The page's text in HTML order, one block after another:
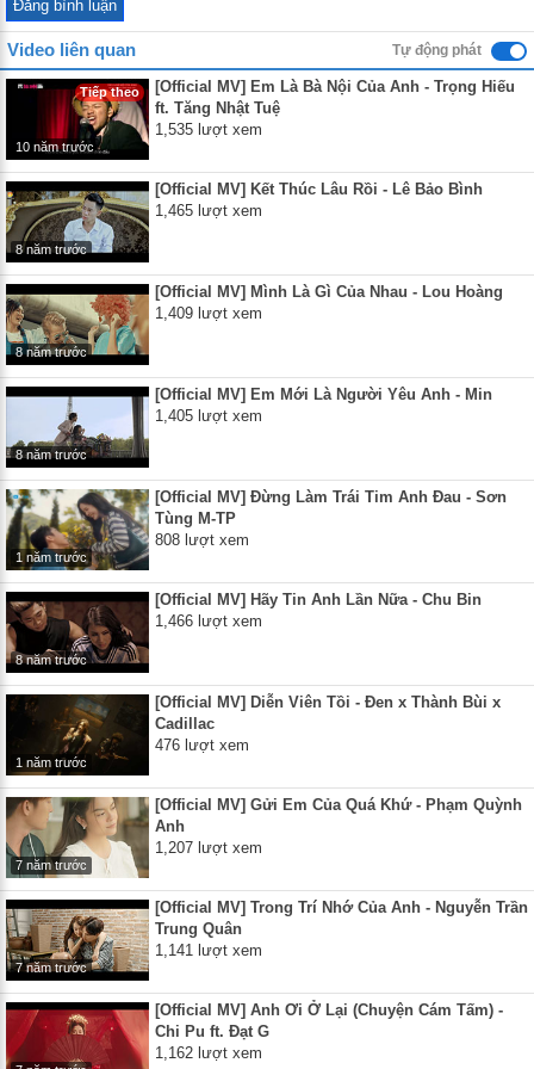
Video liên quan Tự động phát
Tiếp theo
10 năm trước
[Official MV] Em Là Bà Nội Của Anh - Trọng Hiếu
ft. Tăng Nhật Tuệ
1,535 lượt xem
8 năm trước
[Official MV] Kết Thúc Lâu Rồi - Lê Bảo Bình
1,465 lượt xem
8 năm trước
[Official MV] Mình Là Gì Của Nhau - Lou Hoàng
1,409 lượt xem
8 năm trước
[Official MV] Em Mới Là Người Yêu Anh - Min
1,405 lượt xem
1 năm trước
[Official MV] Đừng Làm Trái Tim Anh Đau - Sơn
Tùng M-TP
808 lượt xem
8 năm trước
[Official MV] Hãy Tin Anh Lần Nữa - Chu Bin
1,466 lượt xem
1 năm trước
[Official MV] Diễn Viên Tồi - Đen x Thành Bùi x
Cadillac
476 lượt xem
7 năm trước
[Official MV] Gửi Em Của Quá Khứ - Phạm Quỳnh
Anh
1,207 lượt xem
7 năm trước
[Official MV] Trong Trí Nhớ Của Anh - Nguyễn Trần
Trung Quân
1,141 lượt xem
[Official MV] Anh Ơi Ở Lại (Chuyện Cám Tấm) -
Chi Pu ft. Đạt G
1,162 lượt xem